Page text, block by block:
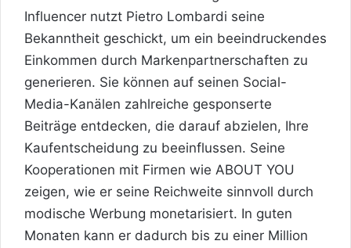
Influencer nutzt Pietro Lombardi seine
Bekanntheit geschickt, um ein beeindruckendes
Einkommen durch Markenpartnerschaften zu
generieren. Sie können auf seinen Social-
Media-Kanälen zahlreiche gesponserte
Beiträge entdecken, die darauf abzielen, Ihre
Kaufentscheidung zu beeinflussen. Seine
Kooperationen mit Firmen wie ABOUT YOU
zeigen, wie er seine Reichweite sinnvoll durch
modische Werbung monetarisiert. In guten
Monaten kann er dadurch bis zu einer Million